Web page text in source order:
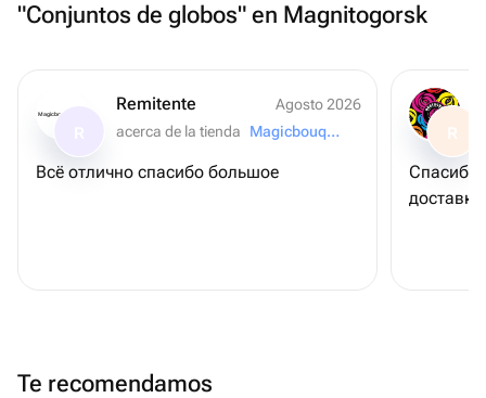
"Conjuntos de globos" en Magnitogorsk
Magicbouquet174 Remitente
Agosto 2026
acerca de la tienda
Magicbouquet174
Всё отлично спасибо большое
R
Спасибо
Te recomendamos